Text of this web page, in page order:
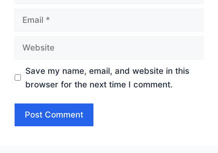
Email
Website
Save my name, email, and website in this
browser for the next time I comment.